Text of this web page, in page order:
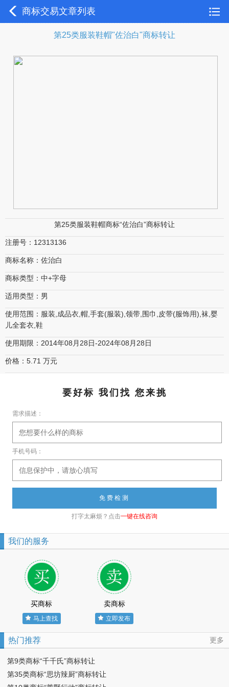
商标交易文章列表
第25类服装鞋帽"佐治白"商标转让
第25类服装鞋帽商标“佐治白”商标转让
注册号：12313136
商标名称：佐治白
商标类型：中+字母
适用类型：男
使用范围：服装,成品衣,帽,手套(服装),领带,围巾,皮带(服饰用),袜,婴
儿全套衣,鞋
使用期限：2014年08月28日-2024年08月28日
价格：5.71 万元
要好标 我们找 您来挑
需求描述：
手机号码：
打字太麻烦？点击一键在线咨询
我们的服务
买商标
马上查找
卖商标
立即发布
更多
热门推荐
第9类商标“千千氏”商标转让
第35类商标“思坊辣厨”商标转让